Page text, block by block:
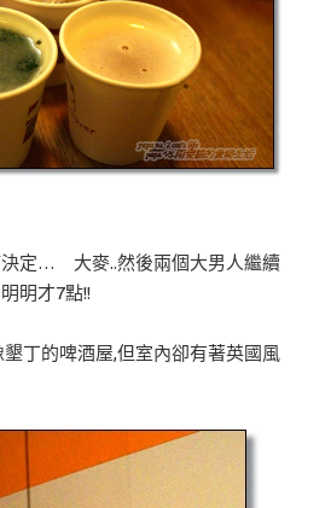
決定… 大麥..然後兩個大男人繼續
明才7點!!
丁的啤酒屋,但室內卻有著英國風